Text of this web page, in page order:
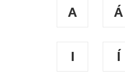
A Á
I
Í